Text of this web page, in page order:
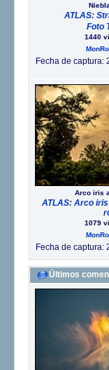
ATLAS:
Foto
1440
Fecha de captura:
Arco iris
ATLAS: Arco
1079
Fecha de captura:
Últimos